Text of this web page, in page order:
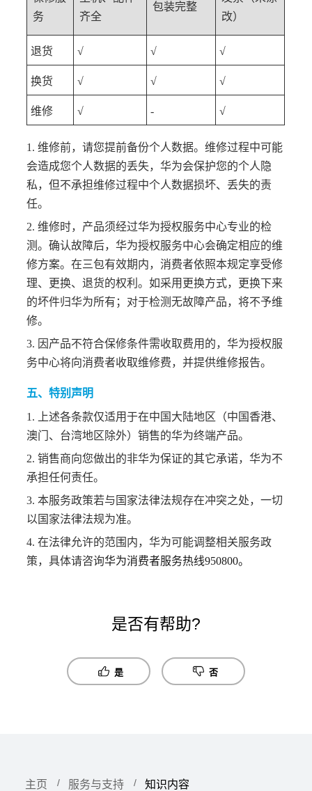
务
齐全
包装完整
改）
退货 √ √ √
换货 √ √ √
维修 √ - √
1. 维修前，请您提前备份个人数据。维修过程中可能
会造成您个人数据的丢失，华为会保护您的个人隐
私，但不承担维修过程中个人数据损坏、丢失的责
任。
2. 维修时，产品须经过华为授权服务中心专业的检
测。确认故障后，华为授权服务中心会确定相应的维
修方案。在三包有效期内，消费者依照本规定享受修
理、更换、退货的权利。如采用更换方式，更换下来
的坏件归华为所有；对于检测无故障产品，将不予维
修。
3. 因产品不符合保修条件需收取费用的，华为授权服
务中心将向消费者收取维修费，并提供维修报告。
五、特别声明
1. 上述各条款仅适用于在中国大陆地区（中国香港、
澳门、台湾地区除外）销售的华为终端产品。
2. 销售商向您做出的非华为保证的其它承诺，华为不
承担任何责任。
3. 本服务政策若与国家法律法规存在冲突之处，一切
以国家法律法规为准。
4. 在法律允许的范围内，华为可能调整相关服务政
策，具体请咨询华为消费者服务热线950800。
是否有帮助?
是 否
主页 服务与支持 知识内容